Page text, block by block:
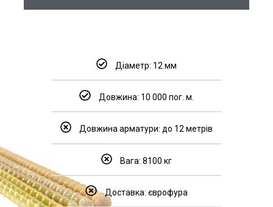
Діаметр: 12 мм
Довжина: 10 000 пог. м.
Довжина арматури: до 12 метрів
Вага: 8100 кг
Доставка: єврофура